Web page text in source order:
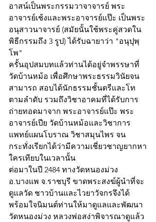
อาสน์เป็นพระกรรมวาจาจารย์ พระ
อาจารย์เช้งและพระอาจารย์แป๊ะ เป็นพระ
อนุสาวนาจารย์ (สมัยนั้นใช้พระคู่สวดใน
พิธีกรรมถึง 3 รูป) ได้รับฉายาว่า "อนุปุพฺ
โพ"
ครั้นอุปสมบทแล้วท่านได้อยู่จำพรรษาที่
วัดบ้านหม้อ เพื่อศึกษาพระธรรมวินัยจน
สามารถ สอบได้นักธรรมชั้นตรีและโท
ตามลำดับ รวมถึงวิชาอาคมที่ได้รับการ
ถ่ายทอดมาจาก พระอาจารย์แป๊ะ พระ
อาจารย์เปีย วัดบ้านหม้อและวิชาการ
แพทย์แผนโบราณ วิชาสมุนไพร จน
กระทั่งเรียกได้ว่ามีความเชี่ยวชาญยากหา
ใครเทียบในเวลานั้น
ต่อมาในปี 2484 ทางวัดหนองม่วง
อ.บางแพ จ.ราชบุรี ขาดพระสงฆ์ผู้นำที่จะ
ดูแลวัด ชาวบ้านและไวยาวัจกรจึงได้
พร้อมใจนิมนต์ท่านให้มาดูแลและพัฒนา
วัดหนองม่วง หลวงพ่อสง่าพิจารณาดูแล้ว